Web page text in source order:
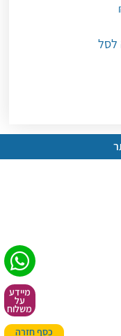
לסל
מיידע
על
משלוח
כסף חזרה